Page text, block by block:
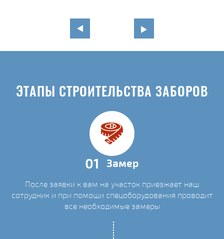
ЭТАПЫ СТРОИТЕЛЬСТВА ЗАБОРОВ
01 Замер
После заявки к вам на участок приезжает наш
сотрудник и при помощи спецоборудования проводит
все необходимые замеры